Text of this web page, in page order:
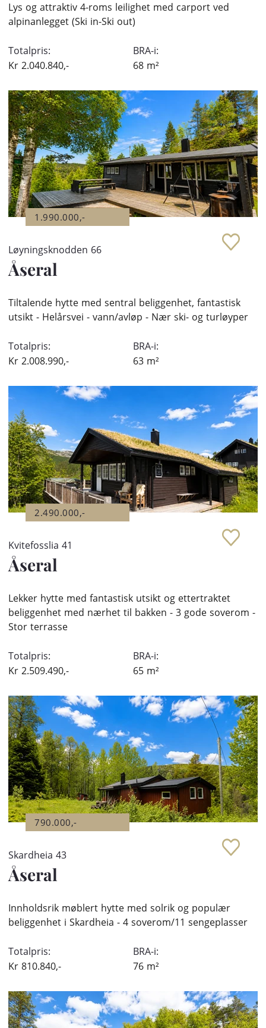
Lys og attraktiv 4-roms leilighet med carport ved
alpinanlegget (Ski in-Ski out)
Totalpris:
Kr 2.040.840,-
BRA-i:
68 m²
1.990.000,-
Løyningsknodden 66
Åseral
Tiltalende hytte med sentral beliggenhet, fantastisk
utsikt - Helårsvei - vann/avløp - Nær ski- og turløyper
Totalpris:
Kr 2.008.990,-
BRA-i:
63 m²
2.490.000,-
Kvitefosslia 41
Åseral
Lekker hytte med fantastisk utsikt og ettertraktet
beliggenhet med nærhet til bakken - 3 gode soverom -
Stor terrasse
Totalpris:
Kr 2.509.490,-
BRA-i:
65 m²
790.000,-
Skardheia 43
Åseral
Innholdsrik møblert hytte med solrik og populær
beliggenhet i Skardheia - 4 soverom/11 sengeplasser
Totalpris:
Kr 810.840,-
BRA-i:
76 m²